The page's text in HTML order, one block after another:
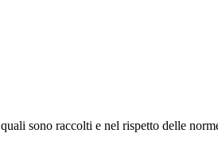
sono raccolti e nel rispetto delle